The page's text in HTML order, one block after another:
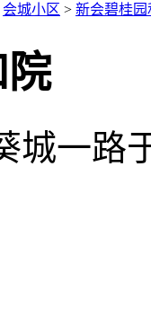
会城小区 > 新会碧桂园
城一路